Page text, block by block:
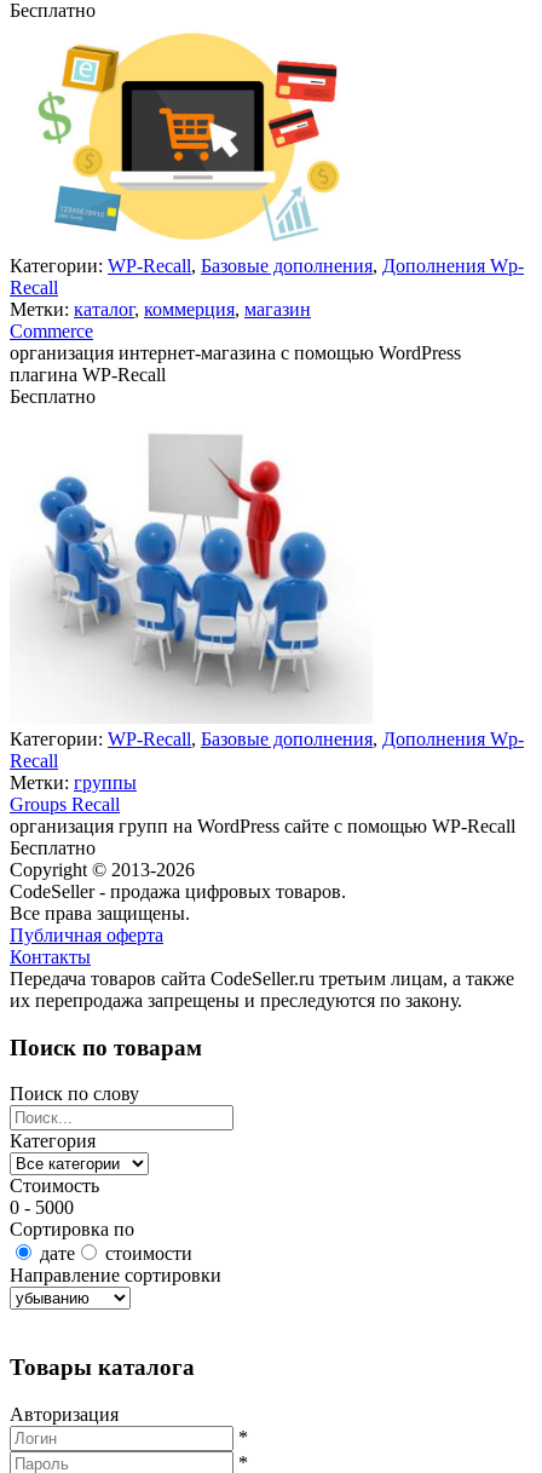
Бесплатно
Категории: WP-Recall, Базовые дополнения, Дополнения Wp-
Recall
Метки: каталог, коммерция, магазин
Commerce
организация интернет-магазина с помощью WordPress
плагина WP-Recall
Бесплатно
Категории: WP-Recall, Базовые дополнения, Дополнения Wp-
Recall
Метки: группы
Groups Recall
организация групп на WordPress сайте с помощью WP-Recall
Бесплатно
Copyright © 2013-2026
CodeSeller - продажа цифровых товаров.
Все права защищены.
Публичная оферта
Контакты
Передача товаров сайта CodeSeller.ru третьим лицам, а также
их перепродажа запрещены и преследуются по закону.
Поиск по товарам
Поиск по слову
Категория
Стоимость
0 - 5000
Сортировка по
дате
стоимости
Направление сортировки
Товары каталога
Авторизация
*
*